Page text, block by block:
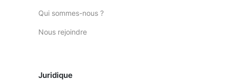
Qui sommes-nous ?
Nous rejoindre
Juridique